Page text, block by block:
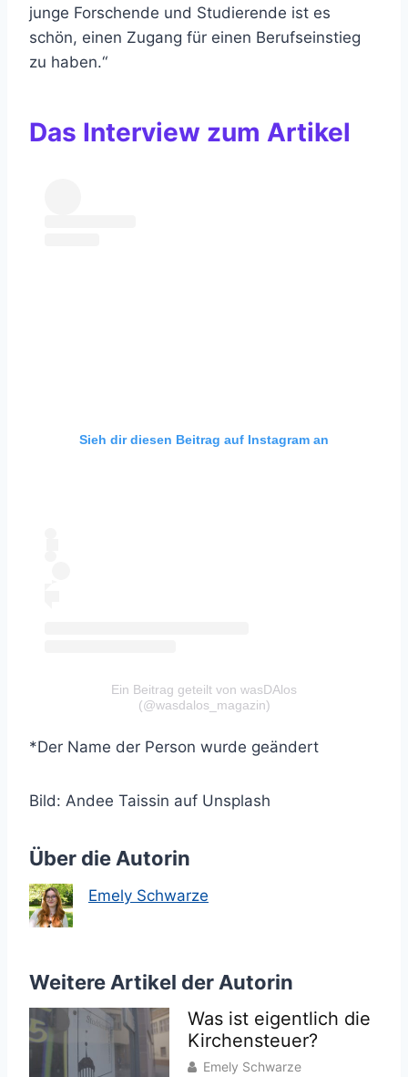
junge Forschende und Studierende ist es
schön, einen Zugang für einen Berufseinstieg
zu haben.“
Das Interview zum Artikel
Sieh dir diesen Beitrag auf Instagram an
Ein Beitrag geteilt von wasDAlos
(@wasdalos_magazin)
*Der Name der Person wurde geändert
Bild: Andee Taissin auf Unsplash
Über die Autorin
Emely Schwarze
Weitere Artikel der Autorin
Was ist eigentlich die
Kirchensteuer?
Emely Schwarze